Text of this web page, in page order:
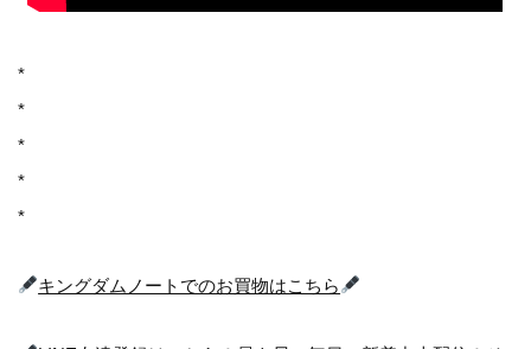
*
*
*
*
*
キングダムノートでのお買物はこちら